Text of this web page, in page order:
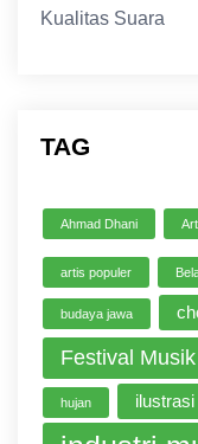
Kualitas Suara
TAG
Ahmad Dhani
artis populer
budaya jawa
Festival Musik
hujan